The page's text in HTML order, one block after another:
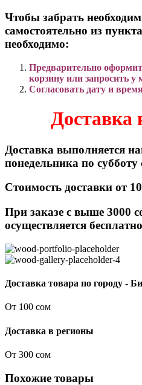
Чтобы забрать
самостоятельно из
необходимо:
Предварительно
корзину или запросить у
Согласовать дату и
Доставка
Доставка выполняется
понедельника по субботу
Стоимость доставки от
При заказе с выше 3000
осуществляется
Доставка товара по городу -
От 100 сом
Доставка в регионы
От 300 сом
Похожие товары